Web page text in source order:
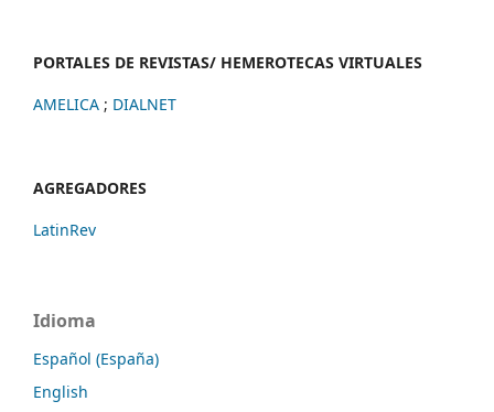
PORTALES DE REVISTAS/ HEMEROTECAS VIRTUALES
AMELICA ; DIALNET
AGREGADORES
LatinRev
Idioma
Español (España)
English